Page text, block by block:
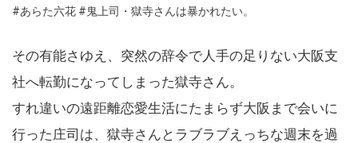
#あらた六花 #鬼上司・獄寺さんは暴かれたい。
その有能さゆえ、突然の辞令で人手の足りない大阪支
社へ転勤になってしまった獄寺さん。
すれ違いの遠距離恋愛生活にたまらず大阪まで会いに
行った庄司は、獄寺さんとラブラブえっちな週末を過